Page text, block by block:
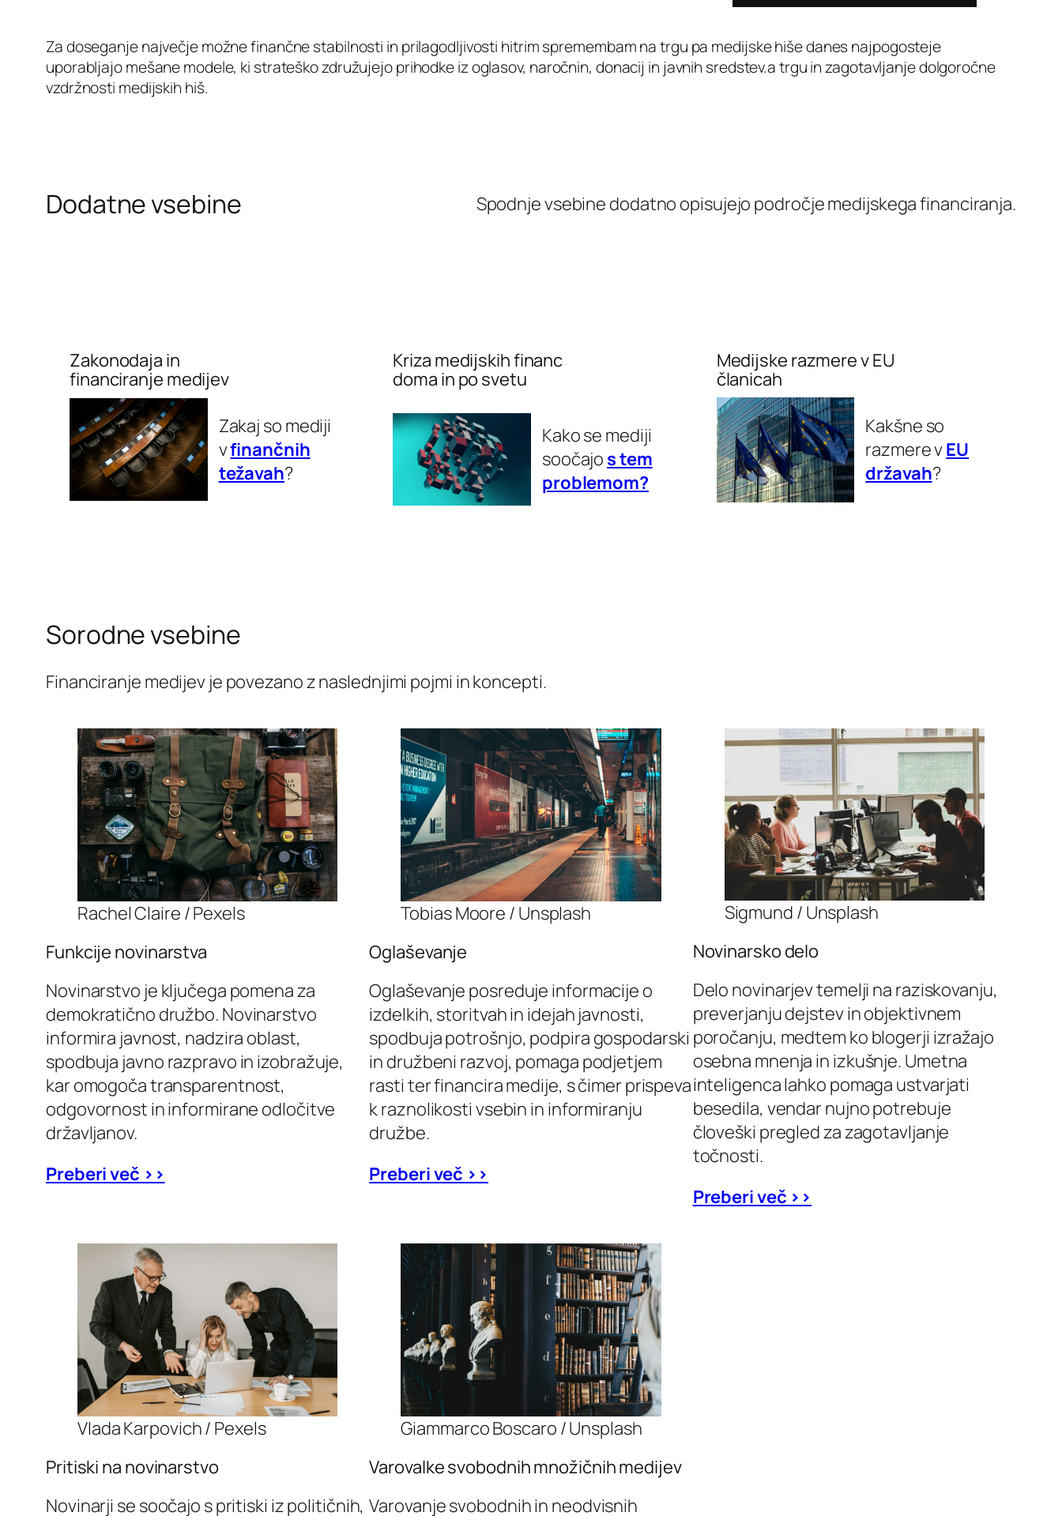
Za doseganje največje možne finančne stabilnosti in prilagodljivosti hitrim spremembam na trgu pa medijske hiše danes najpogosteje
uporabljajo mešane modele, ki strateško združujejo prihodke iz oglasov, naročnin, donacij in javnih sredstev.a trgu in zagotavljanje dolgoročne
vzdržnosti medijskih hiš.
Dodatne vsebine Spodnje vsebine dodatno opisujejo področje medijskega financiranja.
Zakonodaja in
financiranje medijev
Zakaj so mediji
vfinančnih
težavah?
Kriza medijskih financ
doma in po svetu
Kako se mediji
soočajo s tem
problemom?
Medijske razmere v EU
članicah
Kakšne so
razmere vEU
državah?
Sorodne vsebine
Financiranje medijev je povezano z naslednjimi pojmi in koncepti.
Rachel Claire / Pexels
Funkcije novinarstva
Novinarstvo je ključega pomena za
demokratično družbo. Novinarstvo
informira javnost, nadzira oblast,
spodbuja javno razpravo in izobražuje,
kar omogoča transparentnost,
odgovornost in informirane odločitve
državljanov.
Preberi več >>
Tobias Moore / Unsplash
Oglaševanje
Oglaševanje posreduje informacije o
izdelkih, storitvah in idejah javnosti,
spodbuja potrošnjo, podpira gospodarski
in družbeni razvoj, pomaga podjetjem
rasti ter financira medije, s čimer prispeva
k raznolikosti vsebin in informiranju
družbe.
Preberi več >>
Sigmund / Unsplash
Novinarsko delo
Delo novinarjev temelji na raziskovanju,
preverjanju dejstev in objektivnem
poročanju, medtem ko blogerji izražajo
osebna mnenja in izkušnje. Umetna
inteligenca lahko pomaga ustvarjati
besedila, vendar nujno potrebuje
človeški pregled za zagotavljanje
točnosti.
Preberi več >>
Vlada Karpovich / Pexels
Pritiski na novinarstvo
Novinarji se soočajo s pritiski iz političnih,
Giammarco Boscaro / Unsplash
Varovalke svobodnih množičnih medijev
Varovanje svobodnih in neodvisnih